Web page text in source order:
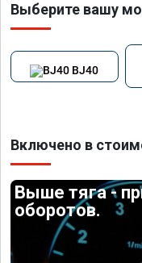
Выберите вашу
BJ40
Включено в
Выше тяга -
оборотов.